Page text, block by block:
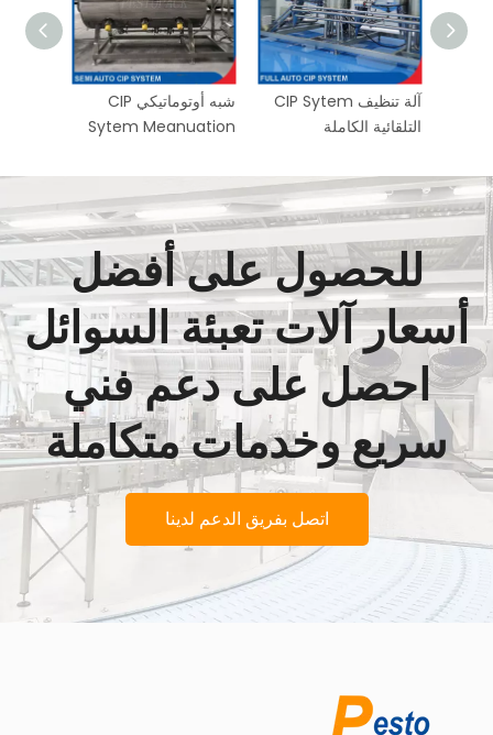
شبه أوتوماتيكي CIP
Sytem Meanuation
آلة تنظيف CIP Sytem
التلقائية الكاملة
للحصول على أفضل
أسعار آلات تعبئة السوائل
احصل على دعم فني
سريع وخدمات متكاملة
اتصل بفريق الدعم لدينا